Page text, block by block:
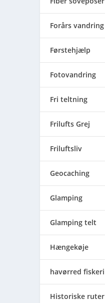
Forårs vandring
Førstehjælp
Fotovandring
Fri teltning
Frilufts Grej
Friluftsliv
Geocaching
Glamping
Glamping telt
Hængekøje
havørred fiskeri
Historiske ruter